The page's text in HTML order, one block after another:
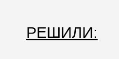
РЕШИЛИ: